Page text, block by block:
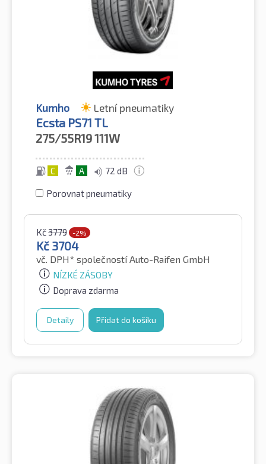
Kumho Letní pneumatiky
Ecsta PS71 TL
275/55R19111W
C A 72 dB
Porovnat pneumatiky
Kč3779 -2%
Kč 3704
vč. DPH* společností Auto-Raifen GmbH
NÍZKÉ ZÁSOBY
Doprava zdarma
Detaily Přidat do košíku